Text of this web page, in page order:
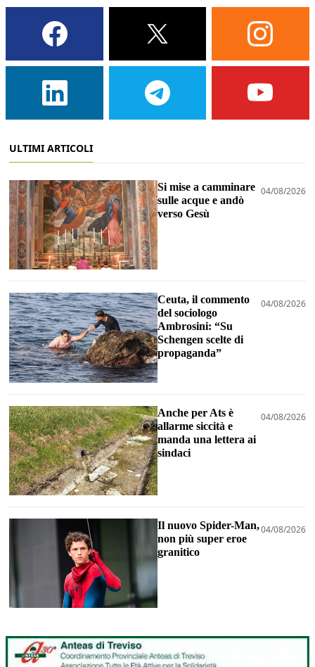
ULTIMI ARTICOLI
Si mise a camminare
sulle acque e andò
verso Gesù
04/08/2026
Ceuta, il commento
del sociologo
Ambrosini: “Su
Schengen scelte di
propaganda”
04/08/2026
Anche per Ats è
allarme siccità e
manda una lettera ai
sindaci
04/08/2026
Il nuovo Spider-Man,
non più super eroe
granitico
04/08/2026